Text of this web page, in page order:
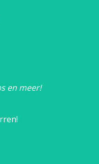
en meer!